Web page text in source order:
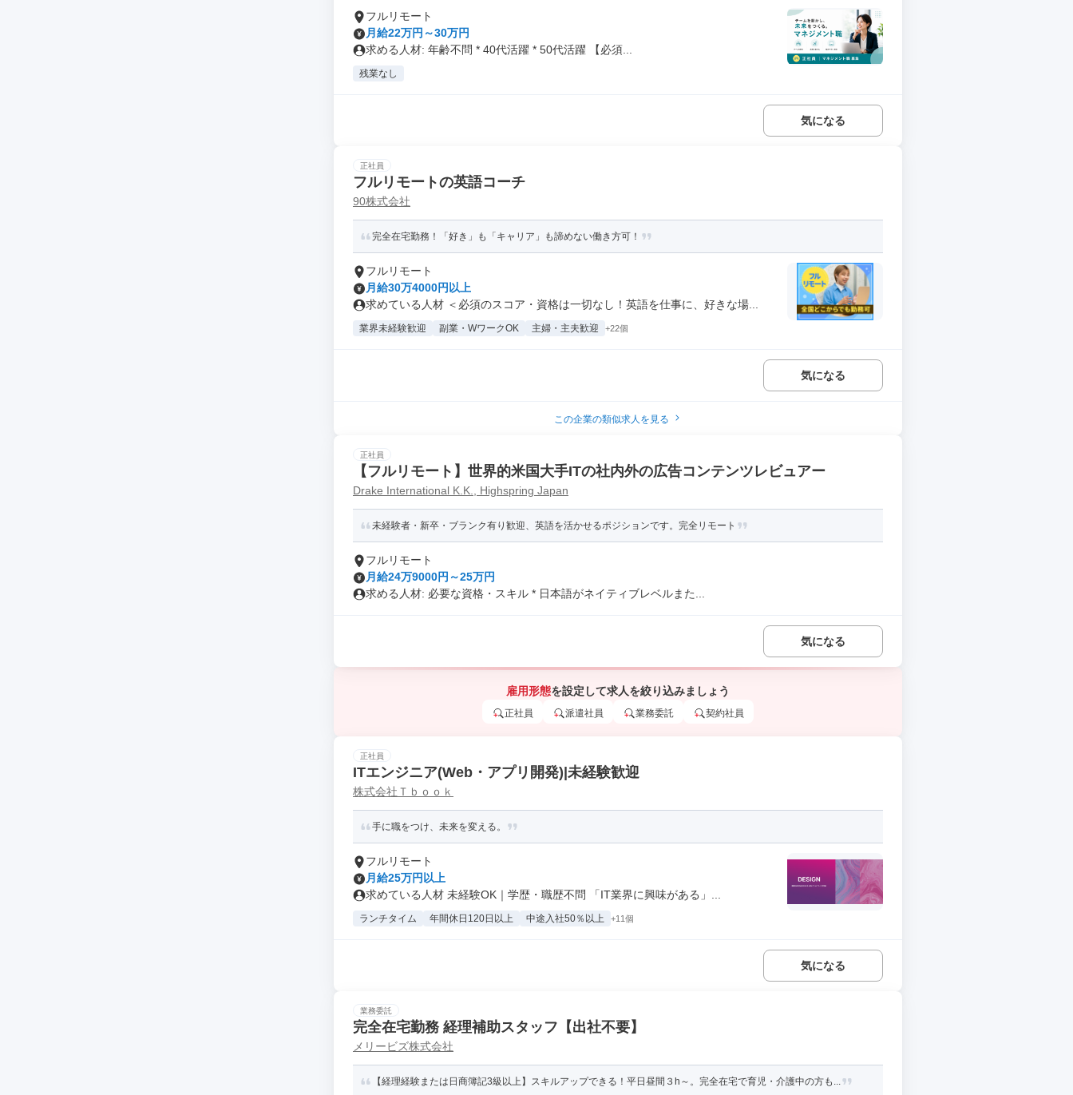
フルリモート
月給22万円～30万円
求める人材: 年齢不問 * 40代活躍 * 50代活躍 【必須...
残業なし
気になる
正社員
フルリモートの英語コーチ
90株式会社
完全在宅勤務！「好き」も「キャリア」も諦めない働き方可！
フルリモート
月給30万4000円以上
求めている人材 ＜必須のスコア・資格は一切なし！英語を仕事に、好きな場...
業界未経験歓迎 副業・WワークOK 主婦・主夫歓迎 +22個
気になる
この企業の類似求人を見る
正社員
【フルリモート】世界的米国大手ITの社内外の広告コンテンツレビュアー
Drake International K.K., Highspring Japan
未経験者・新卒・ブランク有り歓迎、英語を活かせるポジションです。完全リモート
フルリモート
月給24万9000円～25万円
求める人材: 必要な資格・スキル * 日本語がネイティブレベルまた...
気になる
雇用形態を設定して求人を絞り込みましょう
正社員 派遣社員 業務委託 契約社員
正社員
ITエンジニア(Web・アプリ開発)|未経験歓迎
株式会社Ｔｂｏｏｋ
手に職をつけ、未来を変える。
フルリモート
月給25万円以上
求めている人材 未経験OK｜学歴・職歴不問 「IT業界に興味がある」...
ランチタイム 年間休日120日以上 中途入社50％以上 +11個
気になる
業務委託
完全在宅勤務 経理補助スタッフ【出社不要】
メリービズ株式会社
【経理経験または日商簿記3級以上】スキルアップできる！平日昼間３h～。完全在宅で育児・介護中の方も...